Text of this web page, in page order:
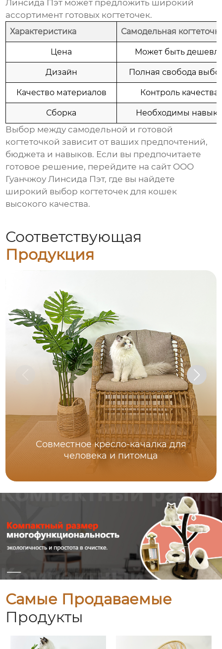
Линсида Пэт может предложить широкий
ассортимент готовых когтеточек.
Характеристика Самодельная
Цена Может быть
Дизайн Полная свобода
Качество материалов Контроль качества
Сборка Необходимы
Выбор между самодельной и готовой
когтеточкой зависит от ваших предпочтений,
бюджета и навыков. Если вы предпочитаете
готовое решение, перейдите на сайт ООО
Гуанчжоу Линсида Пэт, где вы найдете
широкий выбор когтеточек для кошек
высокого качества.
Соответствующая
Продукция
Совместное кресло-качалка для
человека и питомца
Самые Продаваемые
Продукты